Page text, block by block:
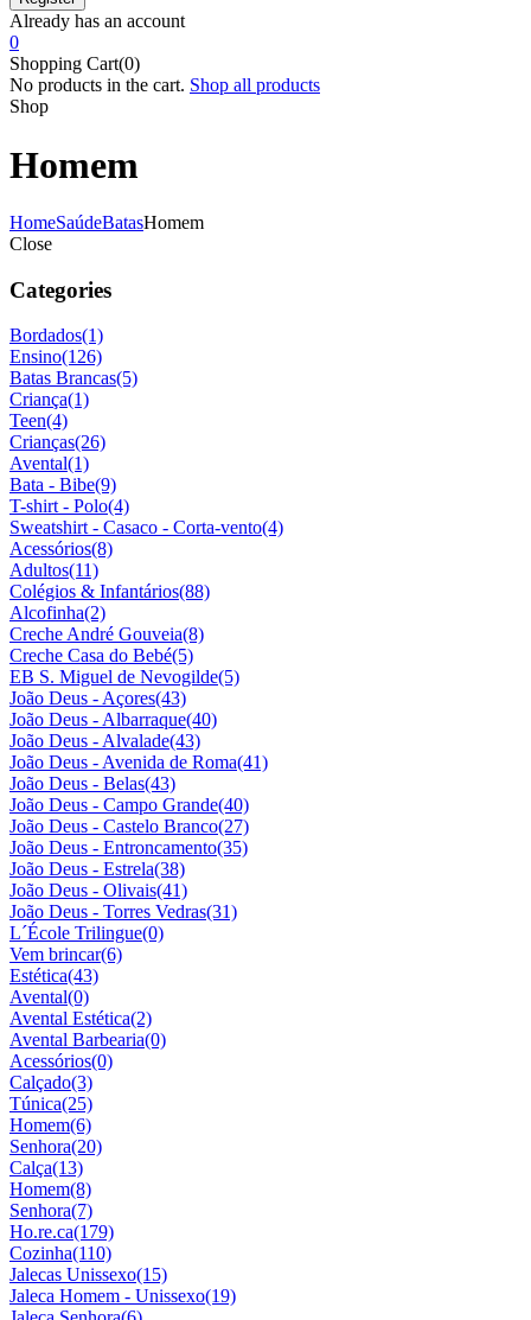
Already has an account
0
Shopping Cart(0)
No products in the cart. Shop all products
Shop
Homem
HomeSaúdeBatasHomem
Close
Categories
Bordados(1)
Ensino(126)
Batas Brancas(5)
Criança(1)
Teen(4)
Crianças(26)
Avental(1)
Bata - Bibe(9)
T-shirt - Polo(4)
Sweatshirt - Casaco - Corta-vento(4)
Acessórios(8)
Adultos(11)
Colégios & Infantários(88)
Alcofinha(2)
Creche André Gouveia(8)
Creche Casa do Bebé(5)
EB S. Miguel de Nevogilde(5)
João Deus - Açores(43)
João Deus - Albarraque(40)
João Deus - Alvalade(43)
João Deus - Avenida de Roma(41)
João Deus - Belas(43)
João Deus - Campo Grande(40)
João Deus - Castelo Branco(27)
João Deus - Entroncamento(35)
João Deus - Estrela(38)
João Deus - Olivais(41)
João Deus - Torres Vedras(31)
L´École Trilingue(0)
Vem brincar(6)
Estética(43)
Avental(0)
Avental Estética(2)
Avental Barbearia(0)
Acessórios(0)
Calçado(3)
Túnica(25)
Homem(6)
Senhora(20)
Calça(13)
Homem(8)
Senhora(7)
Ho.re.ca(179)
Cozinha(110)
Jalecas Unissexo(15)
Jaleca Homem - Unissexo(19)